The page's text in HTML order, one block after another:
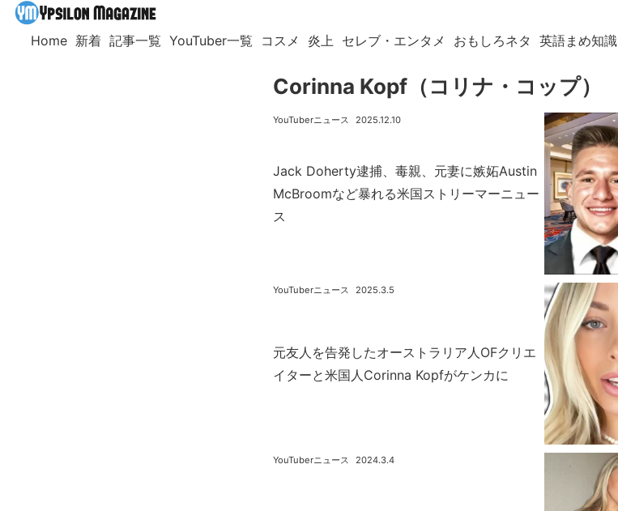
Home 新着 記事一覧 YouTuber一覧 コスメ 炎上 セレブ・エンタメ おもしろネタ 英語まめ知識
Corinna Kopf（コリナ・コップ）
Jack Doherty逮捕、毒親、元妻に嫉妬Austin
McBroomなど暴れる米国ストリーマーニュー
ス
2025.12.10
YouTuberニュース
元友人を告発したオーストラリア人OFクリエ
イターと米国人Corinna Kopfがケンカに
2025.3.5
YouTuberニュース
2024.3.4
YouTuberニュース